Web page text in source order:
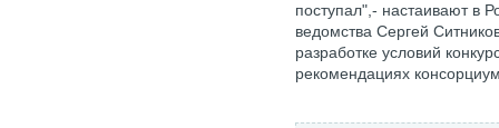
поступал",- настаивают в
ведомства Сергей
разработке условий
рекомендациях